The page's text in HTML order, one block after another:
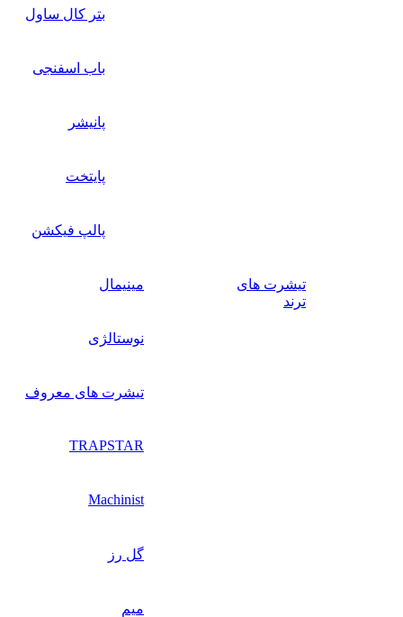
بتر کال ساول
باب اسفنجی
پانیشر
پایتخت
پالپ فیکشن
تیشرت های
ترند
مینیمال
نوستالژی
تیشرت های معروف
TRAPSTAR
Machinist
گل رز
میم